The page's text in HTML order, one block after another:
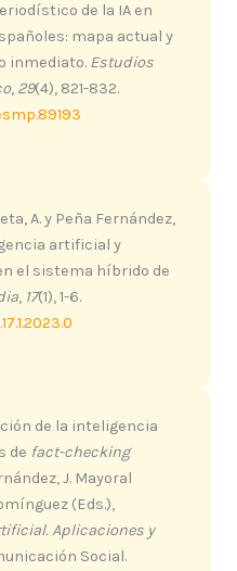
de la IA en
mapa actual y
inmediato. Estudios
, 29(4), 821-832.
A. y Peña Fernández,
artificial y
el sistema híbrido de
, 17(1), 1-6.
de la inteligencia
de fact-checking
J. Mayoral
(Eds.),
Aplicaciones y
Social.